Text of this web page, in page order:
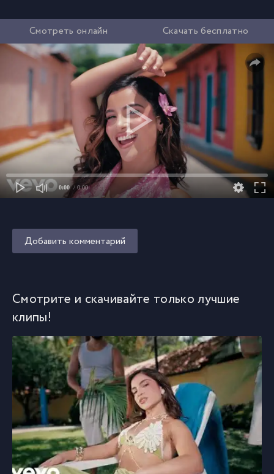
Смотреть онлайн Скачать бесплатно
0:00 / 0:00
Добавить комментарий
Смотрите и скачивайте только лучшие
клипы!